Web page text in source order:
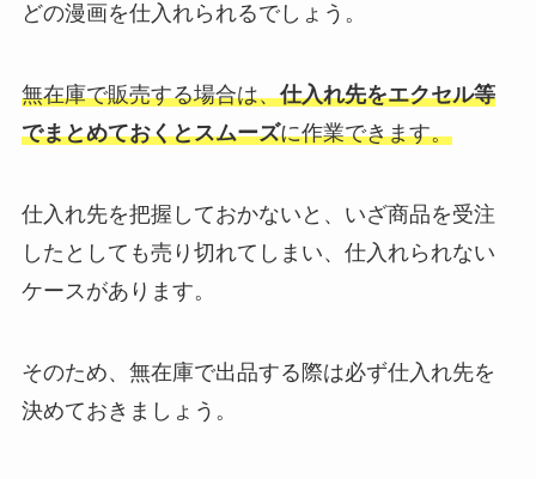
どの漫画を仕入れられるでしょう。
無在庫で販売する場合は、仕入れ先をエクセル等
でまとめておくとスムーズに作業できます。
仕入れ先を把握しておかないと、いざ商品を受注
したとしても売り切れてしまい、仕入れられない
ケースがあります。
そのため、無在庫で出品する際は必ず仕入れ先を
決めておきましょう。